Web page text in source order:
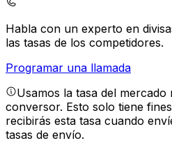
Habla con un experto en
las tasas de los competidores.
Programar una llamada
Usamos la tasa del
conversor. Esto solo tiene
recibirás esta tasa cuando
tasas de envío.